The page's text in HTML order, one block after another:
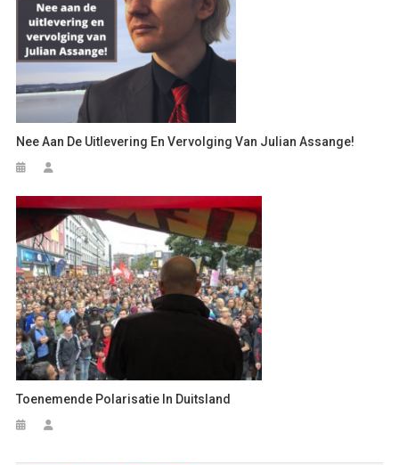
Nee Aan De Uitlevering En Vervolging Van Julian Assange!
Toenemende Polarisatie In Duitsland